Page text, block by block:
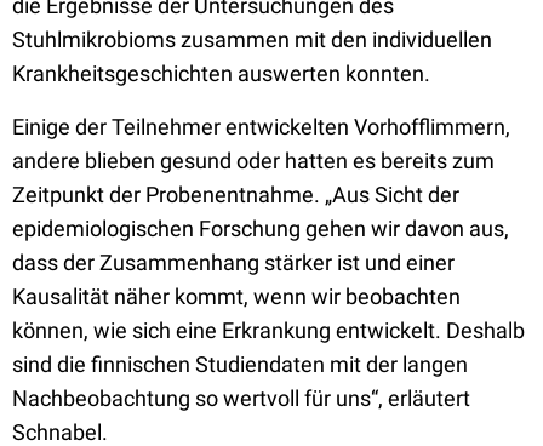
die Ergebnisse der Untersuchungen des
Stuhlmikrobioms zusammen mit den individuellen
Krankheitsgeschichten auswerten konnten.
Einige der Teilnehmer entwickelten Vorhofflimmern,
andere blieben gesund oder hatten es bereits zum
Zeitpunkt der Probenentnahme. „Aus Sicht der
epidemiologischen Forschung gehen wir davon aus,
dass der Zusammenhang stärker ist und einer
Kausalität näher kommt, wenn wir beobachten
können, wie sich eine Erkrankung entwickelt. Deshalb
sind die finnischen Studiendaten mit der langen
Nachbeobachtung so wertvoll für uns“, erläutert
Schnabel.